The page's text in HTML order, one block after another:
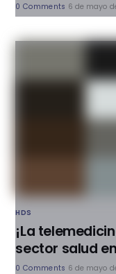
0 Comments 6 de mayo
HDS
¡La
sector salud
0 Comments 6 de mayo